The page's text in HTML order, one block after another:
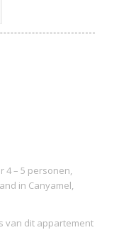
4 – 5 personen,
in Canyamel,
van dit appartement